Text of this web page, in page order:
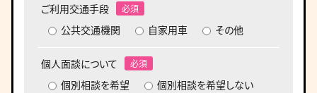
ご利用交通手段
公共交通機関
自家用車 その他
個人面談について
個別相談を希望
個別相談を希望しない